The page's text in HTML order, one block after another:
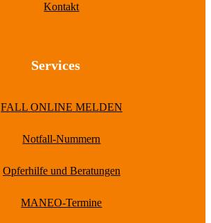
Kontakt
Services
FALL ONLINE MELDEN
Notfall-Nummern
Opferhilfe und Beratungen
MANEO-Termine